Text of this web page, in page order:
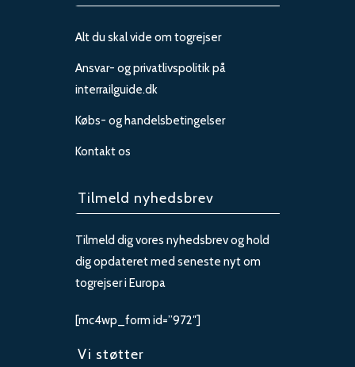
Alt du skal vide om togrejser
Ansvar- og privatlivspolitik på
interrailguide.dk
Købs- og handelsbetingelser
Kontakt os
Tilmeld nyhedsbrev
Tilmeld dig vores nyhedsbrev og hold
dig opdateret med seneste nyt om
togrejser i Europa
[mc4wp_form id=”972″]
Vi støtter